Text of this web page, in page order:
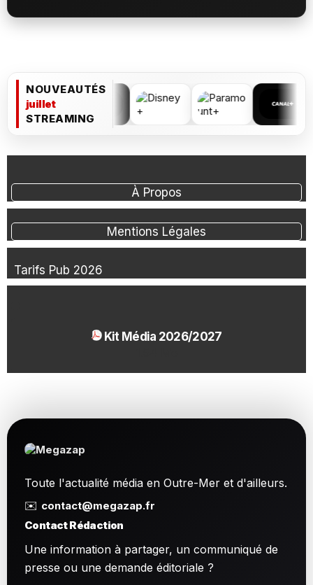
NOUVEAUTÉS
juillet
STREAMING
À Propos
Mentions Légales
Tarifs Pub 2026
Kit Média 2026/2027
Toute l'actualité média en Outre-Mer et d'ailleurs.
✉️ contact@megazap.fr
Contact Rédaction
Une information à partager, un communiqué de
presse ou une demande éditoriale ?